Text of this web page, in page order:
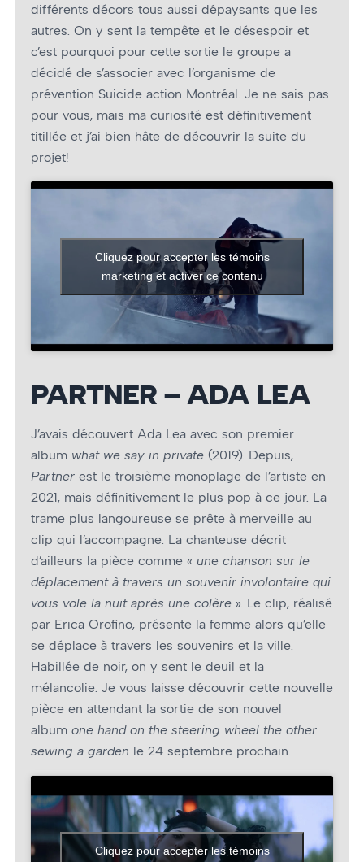
différents décors tous aussi dépaysants que les
autres. On y sent la tempête et le désespoir et
c’est pourquoi pour cette sortie le groupe a
décidé de s’associer avec l’organisme de
prévention Suicide action Montréal. Je ne sais pas
pour vous, mais ma curiosité est définitivement
titillée et j’ai bien hâte de découvrir la suite du
projet!
Cliquez pour accepter les témoins
marketing et activer ce contenu
PARTNER – ADA LEA
J’avais découvert Ada Lea avec son premier
album what we say in private (2019). Depuis,
Partner est le troisième monoplage de l’artiste en
2021, mais définitivement le plus pop à ce jour. La
trame plus langoureuse se prête à merveille au
clip qui l’accompagne. La chanteuse décrit
d’ailleurs la pièce comme « une chanson sur le
déplacement à travers un souvenir involontaire qui
vous vole la nuit après une colère ». Le clip, réalisé
par Erica Orofino, présente la femme alors qu’elle
se déplace à travers les souvenirs et la ville.
Habillée de noir, on y sent le deuil et la
mélancolie. Je vous laisse découvrir cette nouvelle
pièce en attendant la sortie de son nouvel
album one hand on the steering wheel the other
sewing a garden le 24 septembre prochain.
Cliquez pour accepter les témoins